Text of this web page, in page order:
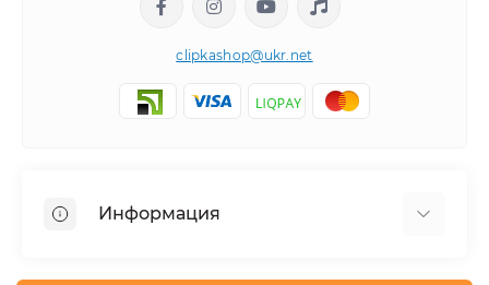
clipkashop@ukr.net
Информация